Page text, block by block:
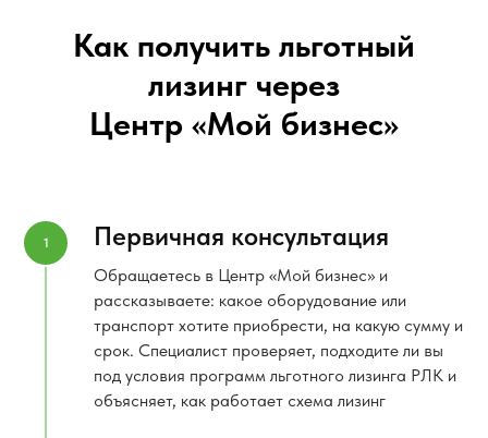
Как получить льготный
лизинг через
Центр «Мой бизнес»
Первичная консультация
Обращаетесь в Центр «Мой бизнес» и
рассказываете: какое оборудование или
транспорт хотите приобрести, на какую сумму и
срок. Специалист проверяет, подходите ли вы
под условия программ льготного лизинга РЛК и
объясняет, как работает схема лизинг